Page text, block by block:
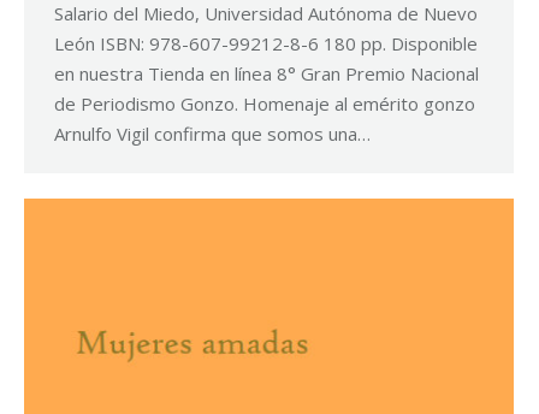
Salario del Miedo, Universidad Autónoma de Nuevo
León ISBN: 978-607-99212-8-6 180 pp. Disponible
en nuestra Tienda en línea 8° Gran Premio Nacional
de Periodismo Gonzo. Homenaje al emérito gonzo
Arnulfo Vigil confirma que somos una…